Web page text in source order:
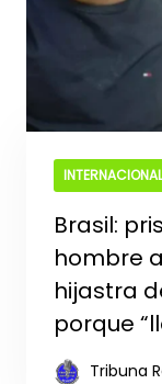
Brasil:
hombre
hijastra
porque
Tribuna